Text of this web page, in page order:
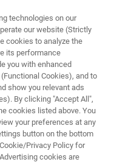
标器官中的生物分布
助制药厂商选择最佳
大幅节约研发成本和
technologies on our
our website (Strictly
cookies to analyze the
its performance
you with enhanced
Cookies), and to
show you relevant ads
By clicking "Accept All",
cookies listed above. You
your preferences at any
button on the bottom
Privacy Policy for
cookies are